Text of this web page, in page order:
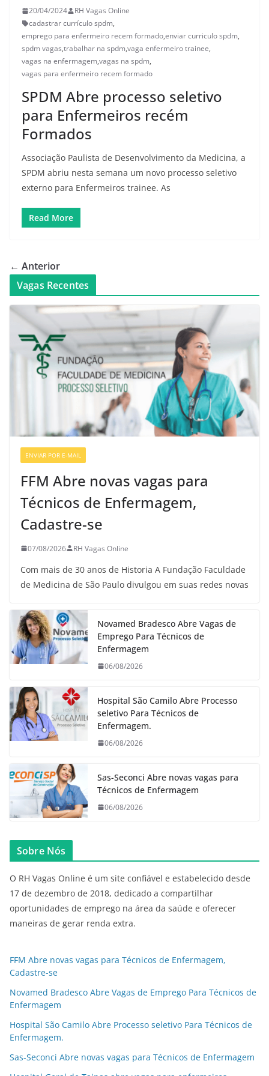
20/04/2024
RH Vagas Online
cadastrar currículo spdm,
emprego para enfermeiro recem formado,enviar curriculo spdm,
spdm vagas,trabalhar na spdm,vaga enfermeiro trainee,
vagas na enfermagem,vagas na spdm,
vagas para enfermeiro recem formado
SPDM Abre processo seletivo
para Enfermeiros recém
Formados
Associação Paulista de Desenvolvimento da Medicina, a
SPDM abriu nesta semana um novo processo seletivo
externo para Enfermeiros trainee. As
Read More
← Anterior
Vagas Recentes
ENVIAR POR E-MAIL
FFM Abre novas vagas para
Técnicos de Enfermagem,
Cadastre-se
07/08/2026 RH Vagas Online
Com mais de 30 anos de Historia A Fundação Faculdade
de Medicina de São Paulo divulgou em suas redes novas
Novamed Bradesco Abre Vagas de
Emprego Para Técnicos de
Enfermagem
06/08/2026
Hospital São Camilo Abre Processo
seletivo Para Técnicos de
Enfermagem.
06/08/2026
Sas-Seconci Abre novas vagas para
Técnicos de Enfermagem
06/08/2026
Sobre Nós
O RH Vagas Online é um site confiável e estabelecido desde
17 de dezembro de 2018, dedicado a compartilhar
oportunidades de emprego na área da saúde e oferecer
maneiras de gerar renda extra.
FFM Abre novas vagas para Técnicos de Enfermagem,
Cadastre-se
Novamed Bradesco Abre Vagas de Emprego Para Técnicos de
Enfermagem
Hospital São Camilo Abre Processo seletivo Para Técnicos de
Enfermagem.
Sas-Seconci Abre novas vagas para Técnicos de Enfermagem